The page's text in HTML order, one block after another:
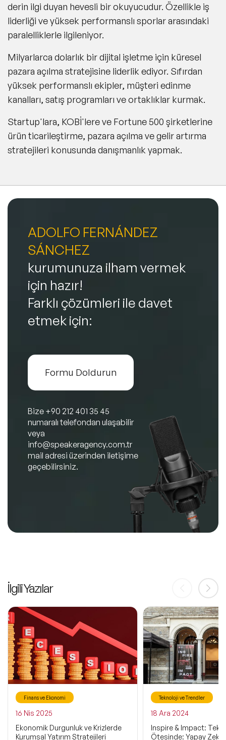
derin ilgi duyan hevesli bir okuyucudur. Özellikle iş
liderliği ve yüksek performanslı sporlar arasındaki
paralelliklerle ilgileniyor.
Milyarlarca dolarlık bir dijital işletme için küresel
pazara açılma stratejisine liderlik ediyor. Sıfırdan
yüksek performanslı ekipler, müşteri edinme
kanalları, satış programları ve ortaklıklar kurmak.
Startup'lara, KOBİ'lere ve Fortune 500 şirketlerine
ürün ticarileştirme, pazara açılma ve gelir artırma
stratejileri konusunda danışmanlık yapmak.
ADOLFO FERNÁNDEZ
SÁNCHEZ
kurumunuza ilham vermek
için hazır!
Farklı çözümleri ile davet
etmek için:
Formu Doldurun
Bize +90 212 401 35 45
numaralı telefondan ulaşabilir
veya
info@speakeragency.com.tr
mail adresi üzerinden iletişime
geçebilirsiniz.
İlgili Yazılar
Finans ve Ekonomi
16 Nis 2025
Ekonomik Durgunluk ve Krizlerde
Kurumsal Yatırım Stratejileri
Teknoloji ve Trendler
18 Ara 2024
Inspire & Impact:
Ötesinde: Yapay Zeka